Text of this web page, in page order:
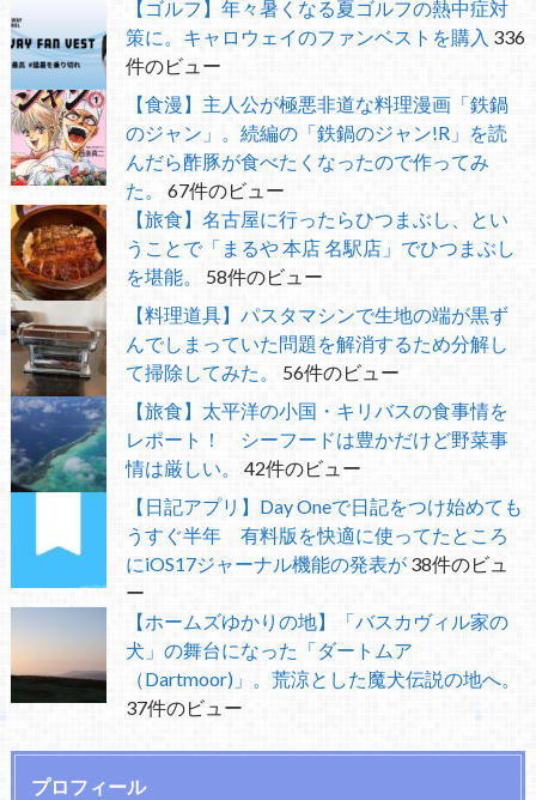
【ゴルフ】年々暑くなる夏ゴルフの熱中症対
策に。キャロウェイのファンベストを購入 336
件のビュー
【食漫】主人公が極悪非道な料理漫画「鉄鍋
のジャン」。続編の「鉄鍋のジャン!R」を読
んだら酢豚が食べたくなったので作ってみ
た。
67件のビュー
【旅食】名古屋に行ったらひつまぶし、とい
うことで「まるや 本店 名駅店」でひつまぶし
を堪能。
58件のビュー
【料理道具】パスタマシンで生地の端が黒ず
んでしまっていた問題を解消するため分解し
て掃除してみた。
56件のビュー
【旅食】太平洋の小国・キリバスの食事情を
レポート！ シーフードは豊かだけど野菜事
情は厳しい。
42件のビュー
【日記アプリ】Day Oneで日記をつけ始めても
うすぐ半年 有料版を快適に使ってたところ
にiOS17ジャーナル機能の発表が 38件のビュ
ー
【ホームズゆかりの地】「バスカヴィル家の
犬」の舞台になった「ダートムア
（Dartmoor)」。荒涼とした魔犬伝説の地へ。
37件のビュー
プロフィール